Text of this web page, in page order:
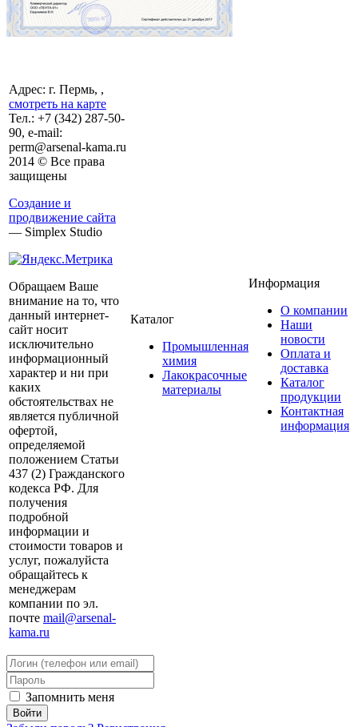
Адрес: г. Пермь, ,
смотреть на карте
Тел.: +7 (342) 287-50-
90, e-mail:
perm@arsenal-kama.ru
2014 © Все права
защищены
Создание и
продвижение сайта
— Simplex Studio
Обращаем Ваше
внимание на то, что
данный интернет-
сайт носит
исключительно
информационный
характер и ни при
каких
обстоятельствах не
является публичной
офертой,
определяемой
положением Статьи
437 (2) Гражданского
кодекса РФ. Для
получения
подробной
информации и
стоимости товаров и
услуг, пожалуйста
обращайтесь к
менеджерам
компании по эл.
почте mail@arsenal-
kama.ru
Каталог
Промышленная
химия
Лакокрасочные
материалы
Информация
О компании
Наши
новости
Оплата и
доставка
Каталог
продукции
Контактная
информация
Запомнить меня